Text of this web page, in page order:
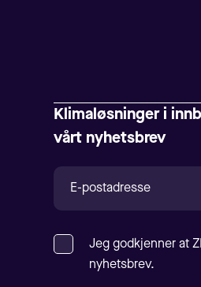
Klimaløsninger i
vårt nyhetsbrev
Jeg godkjenner at
nyhetsbrev.